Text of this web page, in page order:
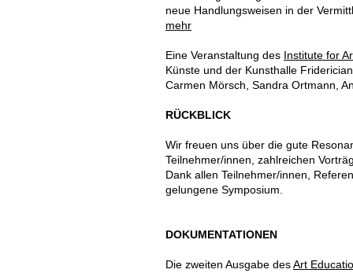
neue Handlungsweisen in der
mehr
Eine Veranstaltung des Institute for
Künste und der Kunsthalle
Carmen Mörsch, Sandra Ortmann,
RÜCKBLICK
Wir freuen uns über die gute
Teilnehmer/innen, zahlreichen
Dank allen Teilnehmer/innen,
gelungene Symposium.
DOKUMENTATIONEN
Die zweiten Ausgabe des Art